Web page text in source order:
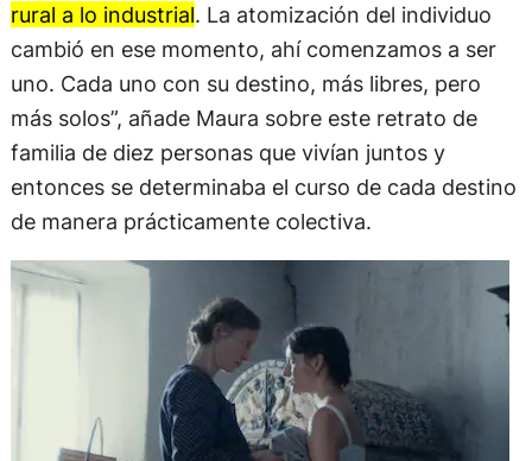
rural a lo industrial. La atomización del individuo
cambió en ese momento, ahí comenzamos a ser
uno. Cada uno con su destino, más libres, pero
más solos”, añade Maura sobre este retrato de
familia de diez personas que vivían juntos y
entonces se determinaba el curso de cada destino
de manera prácticamente colectiva.